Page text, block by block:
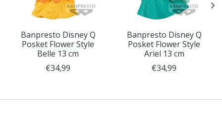
Banpresto Disney Q
Posket Flower Style
Belle 13 cm
€34,99
Banpresto Disney Q
Posket Flower Style
Ariel 13 cm
€34,99